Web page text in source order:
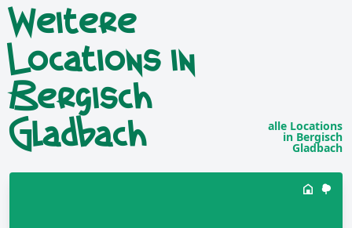
Weitere
Locations in
Bergisch
Gladbach
alle Locations
in Bergisch
Gladbach